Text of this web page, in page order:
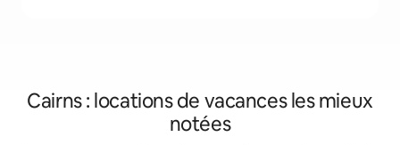
Cairns : locations de vacances les mieux
notées